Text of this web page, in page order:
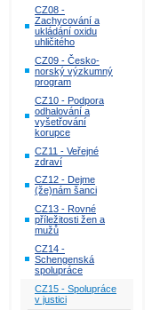
CZ08 -
Zachycování a
ukládání oxidu
uhličitého
CZ09 - Česko-
norský výzkumný
program
CZ10 - Podpora
odhalování a
vyšetřování
korupce
CZ11 - Veřejné
zdraví
CZ12 - Dejme
(že)nám šanci
CZ13 - Rovné
příležitosti žen a
mužů
CZ14 -
Schengenská
spolupráce
CZ15 - Spolupráce
v justici